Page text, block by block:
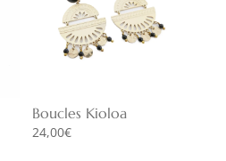
Boucles Kioloa
24,00€